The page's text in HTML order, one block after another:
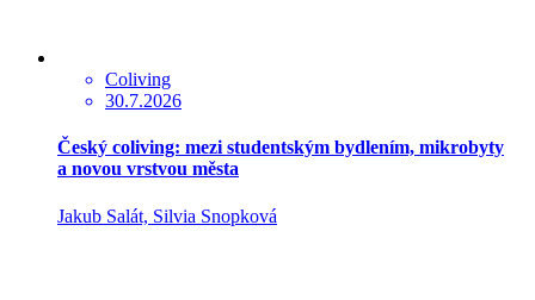
Coliving
30.7.2026
Český coliving: mezi studentským bydlením, mikrobyty
a novou vrstvou města
Jakub Salát, Silvia Snopková